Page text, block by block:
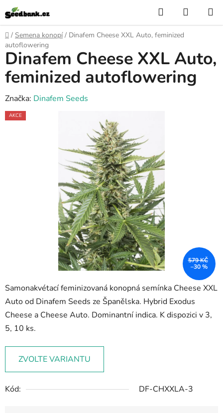
Přejít
na
obsah
Hledat
KOŠÍK
Domů
/ Semena konopí / Dinafem Cheese XXL Auto, feminized
autoflowering
Samonakvétací feminizovaná konopná semínka Cheese XXL
Auto od Dinafem Seeds ze Španělska. Hybrid Exodus
Cheese a Cheese Auto. Dominantní indica. K dispozici v 3,
5, 10 ks.
ZVOLTE VARIANTU
Kód: DF-CHXXLA-3
Dinafem Cheese XXL Auto,
feminized autoflowering
Značka: Dinafem Seeds
AKCE
579 KČ
–30 %